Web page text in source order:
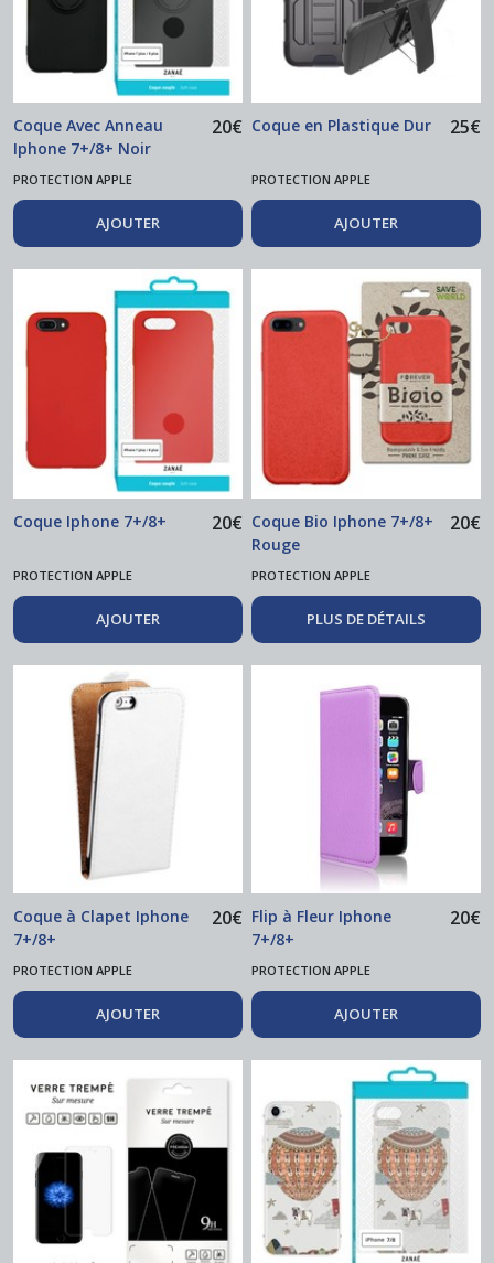
Coque Avec Anneau
Iphone 7+/8+ Noir
20€
PROTECTION APPLE
AJOUTER
Coque en Plastique Dur 25€
PROTECTION APPLE
AJOUTER
Coque Iphone 7+/8+ 20€
PROTECTION APPLE
AJOUTER
Coque Bio Iphone 7+/8+
Rouge
20€
PROTECTION APPLE
PLUS DE DÉTAILS
Coque à Clapet Iphone
7+/8+
20€
PROTECTION APPLE
AJOUTER
Flip à Fleur Iphone
7+/8+
20€
PROTECTION APPLE
AJOUTER